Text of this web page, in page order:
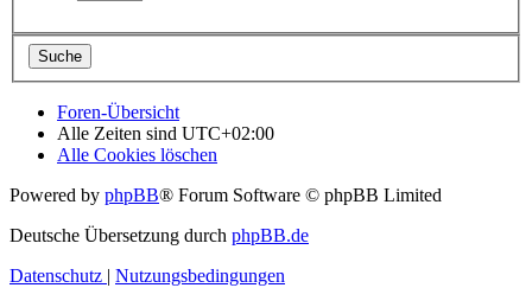
Foren-Übersicht
Alle Zeiten sind UTC+02:00
Alle Cookies löschen
Powered by phpBB® Forum Software © phpBB Limited
Deutsche Übersetzung durch phpBB.de
Datenschutz | Nutzungsbedingungen